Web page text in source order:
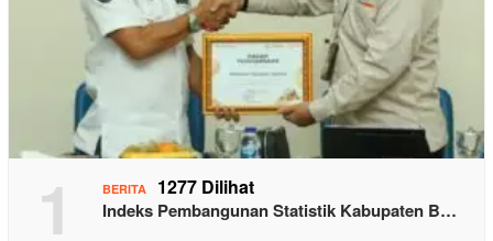
1 BERITA 1277 Dilihat
Indeks Pembangunan Statistik Kabupaten B…